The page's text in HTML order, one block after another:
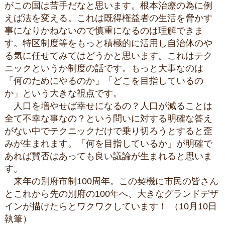
がこの国は苦手だなと思います。根本治療の為に例
えば法を変える。これは既得権益者の生活を脅かす
事になりかねないので慎重になるのは理解できま
す。特区制度等をもっと積極的に活用し自治体のや
る気に任せてみてはどうかと思います。これはテク
ニックというか制度の話です。もっと大事なのは
「何のためにやるのか」「どこを目指しているの
か」という大きな視点です。
人口を増やせば幸せになるの？人口が減ることは
全て不幸な事なの？という問いに対する明確な答え
がない中でテクニックだけで乗り切ろうとすると歪
みが生まれます。「何を目指しているか」が明確で
あれば賛否はあっても良い議論が生まれると思いま
す。
来年の別府市制100周年。この契機に市民の皆さん
とこれから先の別府の100年へ、大きなグランドデザ
インが描けたらとワクワクしています！ （10月10日
執筆）